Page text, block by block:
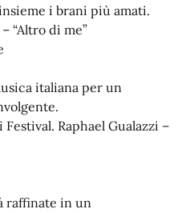
i brani più amati.
“Altro di me”
italiana per un
Raphael Gualazzi –
raffinate in un